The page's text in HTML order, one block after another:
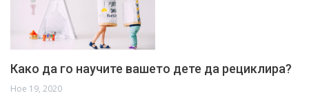
Како да го научите вашето дете да рециклира?
Ное 19, 2020